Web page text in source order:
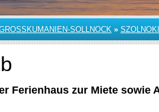
SOLLNOCK » SZOLNOKI
Ferienhaus zur Miete sowie